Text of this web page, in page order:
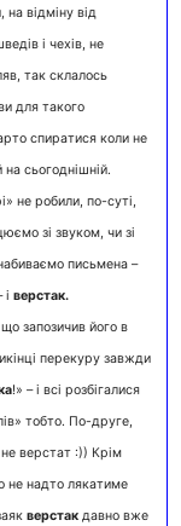
відміну від
і чехів, не
так склалось
для такого
спиратися коли не
сьогоднішній.
не робили, по-суті,
зі звуком, чи зі
письмена –
іверстак.
запозичив його в
перекуру завжди
!» – і всі розбігалися
тобто. По-друге,
верстат :)) Крім
не надто лякатиме
верстак давно вже